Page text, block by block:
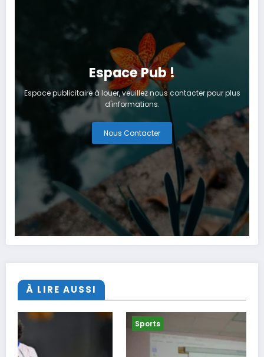
Espace Pub !
Espace publicitaire à louer, veuillez nous contacter pour plus
d'informations.
Nous Contacter
À LIRE AUSSI